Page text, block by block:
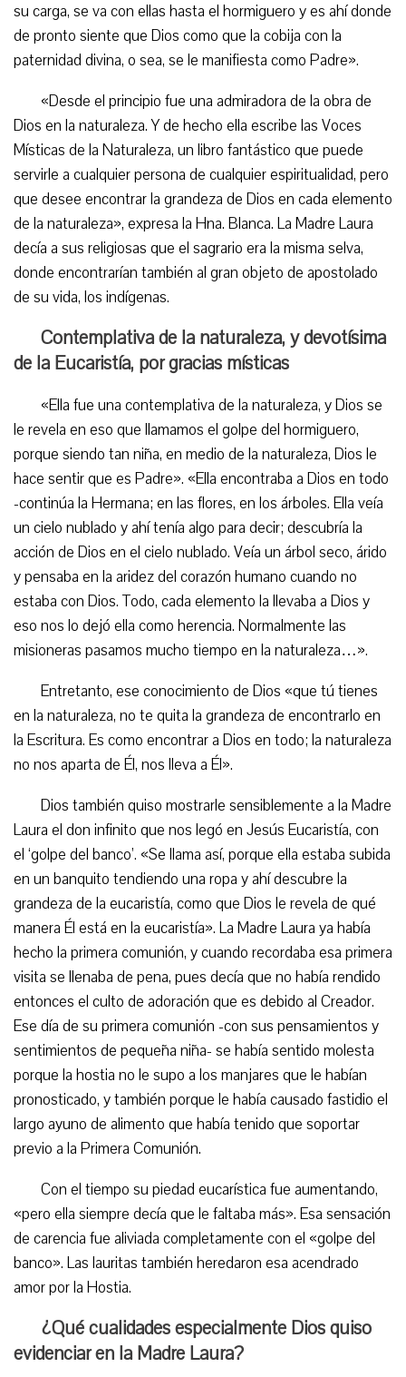
su carga, se va con ellas hasta el hormiguero y es ahí donde
de pronto siente que Dios como que la cobija con la
paternidad divina, o sea, se le manifiesta como Padre».
«Desde el principio fue una admiradora de la obra de
Dios en la naturaleza. Y de hecho ella escribe las Voces
Místicas de la Naturaleza, un libro fantástico que puede
servirle a cualquier persona de cualquier espiritualidad, pero
que desee encontrar la grandeza de Dios en cada elemento
de la naturaleza», expresa la Hna. Blanca. La Madre Laura
decía a sus religiosas que el sagrario era la misma selva,
donde encontrarían también al gran objeto de apostolado
de su vida, los indígenas.
Contemplativa de la naturaleza, y devotísima
de la Eucaristía, por gracias místicas
«Ella fue una contemplativa de la naturaleza, y Dios se
le revela en eso que llamamos el golpe del hormiguero,
porque siendo tan niña, en medio de la naturaleza, Dios le
hace sentir que es Padre». «Ella encontraba a Dios en todo
-continúa la Hermana; en las flores, en los árboles. Ella veía
un cielo nublado y ahí tenía algo para decir; descubría la
acción de Dios en el cielo nublado. Veía un árbol seco, árido
y pensaba en la aridez del corazón humano cuando no
estaba con Dios. Todo, cada elemento la llevaba a Dios y
eso nos lo dejó ella como herencia. Normalmente las
misioneras pasamos mucho tiempo en la naturaleza…».
Entretanto, ese conocimiento de Dios «que tú tienes
en la naturaleza, no te quita la grandeza de encontrarlo en
la Escritura. Es como encontrar a Dios en todo; la naturaleza
no nos aparta de Él, nos lleva a Él».
Dios también quiso mostrarle sensiblemente a la Madre
Laura el don infinito que nos legó en Jesús Eucaristía, con
el ‘golpe del banco’. «Se llama así, porque ella estaba subida
en un banquito tendiendo una ropa y ahí descubre la
grandeza de la eucaristía, como que Dios le revela de qué
manera Él está en la eucaristía». La Madre Laura ya había
hecho la primera comunión, y cuando recordaba esa primera
visita se llenaba de pena, pues decía que no había rendido
entonces el culto de adoración que es debido al Creador.
Ese día de su primera comunión -con sus pensamientos y
sentimientos de pequeña niña- se había sentido molesta
porque la hostia no le supo a los manjares que le habían
pronosticado, y también porque le había causado fastidio el
largo ayuno de alimento que había tenido que soportar
previo a la Primera Comunión.
Con el tiempo su piedad eucarística fue aumentando,
«pero ella siempre decía que le faltaba más». Esa sensación
de carencia fue aliviada completamente con el «golpe del
banco». Las lauritas también heredaron esa acendrado
amor por la Hostia.
¿Qué cualidades especialmente Dios quiso
evidenciar en la Madre Laura?